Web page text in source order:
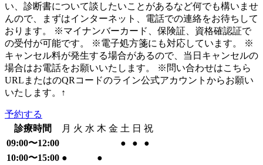
い、診断書について談したいことがあるなど何でも構いませ
んので、まずはインターネット、電話での連絡をお待ちして
おります。 ※マイナンバーカード、保険証、資格確認証で
の受付が可能です。 ※電子処方箋にも対応しています。 ※
キャンセル料が発生する場合があるので、当日キャンセルの
場合はお電話をお願いいたします。 ※問い合わせはこちら
URLまたはのQRコードのライン公式アカウントからお願い
いたします。↑
予約する
診療時間
月 火 水 木 金 土 日 祝
09:00〜12:00
● ●
●
10:00〜15:00 ●
●